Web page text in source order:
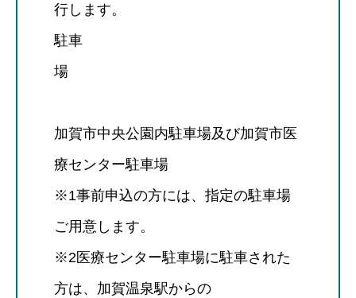
行します。
駐車
場
加賀市中央公園内駐車場及び加賀市医
療センター駐車場
※1事前申込の方には、指定の駐車場
ご用意します。
※2医療センター駐車場に駐車された
方は、加賀温泉駅からの